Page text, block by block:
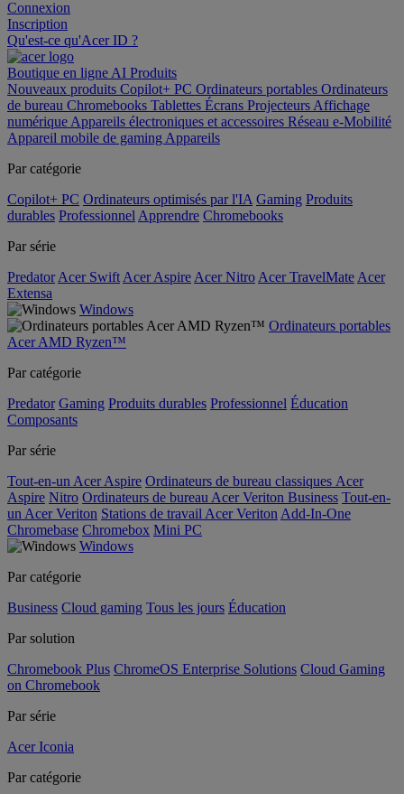
Connexion
Inscription
Qu'est-ce qu'Acer ID ?
Boutique en ligne AI Produits
Nouveaux produits Copilot+ PC Ordinateurs portables Ordinateurs
de bureau Chromebooks Tablettes Écrans Projecteurs Affichage
numérique Appareils électroniques et accessoires Réseau e-Mobilité
Appareil mobile de gaming Appareils
Par catégorie
Copilot+ PC Ordinateurs optimisés par l'IA Gaming Produits
durables Professionnel Apprendre Chromebooks
Par série
Predator Acer Swift Acer Aspire Acer Nitro Acer TravelMate Acer
Extensa
Windows
Ordinateurs portables
Acer AMD Ryzen™
Par catégorie
Predator Gaming Produits durables Professionnel Éducation
Composants
Par série
Tout-en-un Acer Aspire Ordinateurs de bureau classiques Acer
Aspire Nitro Ordinateurs de bureau Acer Veriton Business Tout-en-
un Acer Veriton Stations de travail Acer Veriton Add-In-One
Chromebase Chromebox Mini PC
Windows
Par catégorie
Business Cloud gaming Tous les jours Éducation
Par solution
Chromebook Plus ChromeOS Enterprise Solutions Cloud Gaming
on Chromebook
Par série
Acer Iconia
Par catégorie